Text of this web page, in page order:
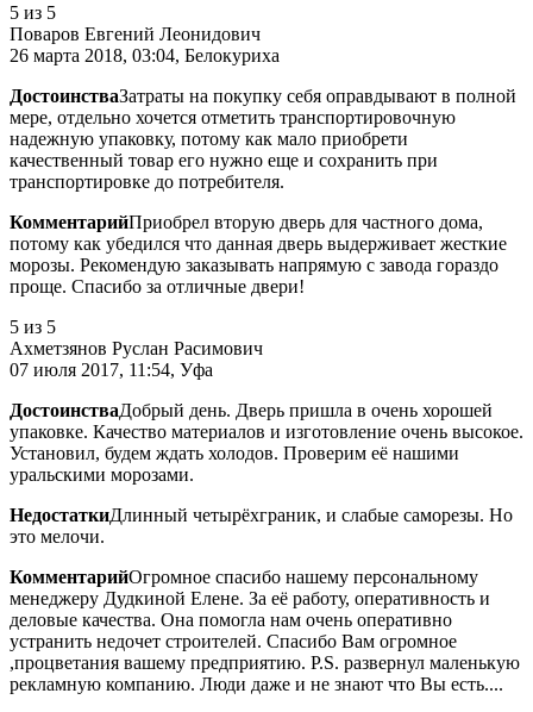
5 из 5
Поваров Евгений Леонидович
26 марта 2018, 03:04, Белокуриха
ДостоинстваЗатраты на покупку себя оправдывают в полной
мере, отдельно хочется отметить транспортировочную
надежную упаковку, потому как мало приобрети
качественный товар его нужно еще и сохранить при
транспортировке до потребителя.
КомментарийПриобрел вторую дверь для частного дома,
потому как убедился что данная дверь выдерживает жесткие
морозы. Рекомендую заказывать напрямую с завода гораздо
проще. Спасибо за отличные двери!
5 из 5
Ахметзянов Руслан Расимович
07 июля 2017, 11:54, Уфа
ДостоинстваДобрый день. Дверь пришла в очень хорошей
упаковке. Качество материалов и изготовление очень высокое.
Установил, будем ждать холодов. Проверим её нашими
уральскими морозами.
НедостаткиДлинный четырёхграник, и слабые саморезы. Но
это мелочи.
КомментарийОгромное спасибо нашему персональному
менеджеру Дудкиной Елене. За её работу, оперативность и
деловые качества. Она помогла нам очень оперативно
устранить недочет строителей. Спасибо Вам огромное
,процветания вашему предприятию. P.S. развернул маленькую
рекламную компанию. Люди даже и не знают что Вы есть....